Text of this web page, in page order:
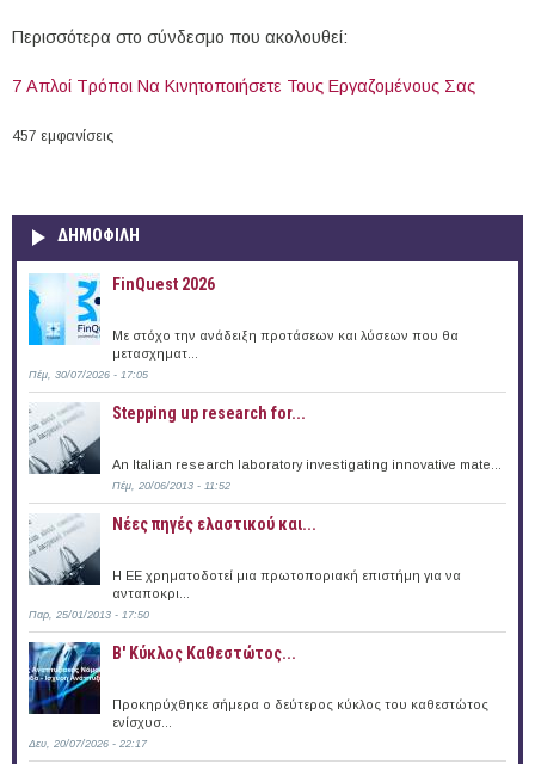
Περισσότερα στο σύνδεσμο που ακολουθεί:
7 Απλοί Τρόποι Να Κινητοποιήσετε Τους Εργαζομένους Σας
457 εμφανίσεις
ΔΗΜΟΦΙΛΗ
FinQuest 2026
Με στόχο την ανάδειξη προτάσεων και λύσεων που θα
μετασχηματ...
Πέμ, 30/07/2026 - 17:05
Stepping up research for...
An Italian research laboratory investigating innovative mate...
Πέμ, 20/06/2013 - 11:52
Νέες πηγές ελαστικού και...
Η ΕΕ χρηματοδοτεί μια πρωτοποριακή επιστήμη για να
ανταποκρι...
Παρ, 25/01/2013 - 17:50
B' Κύκλος Καθεστώτος...
Προκηρύχθηκε σήμερα ο δεύτερος κύκλος του καθεστώτος
ενίσχυσ...
Δευ, 20/07/2026 - 22:17